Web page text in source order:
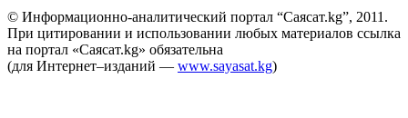
© Информационно-аналитический портал “Саясат.kg”, 2011.
При цитировании и использовании любых материалов ссылка
на портал «Саясат.kg» обязательна
(для Интернет–изданий — www.sayasat.kg)